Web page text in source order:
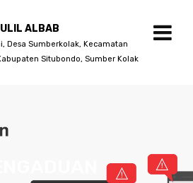
ALBAB
Desa Sumberkolak, Kecamatan
Situbondo, Sumber Kolak